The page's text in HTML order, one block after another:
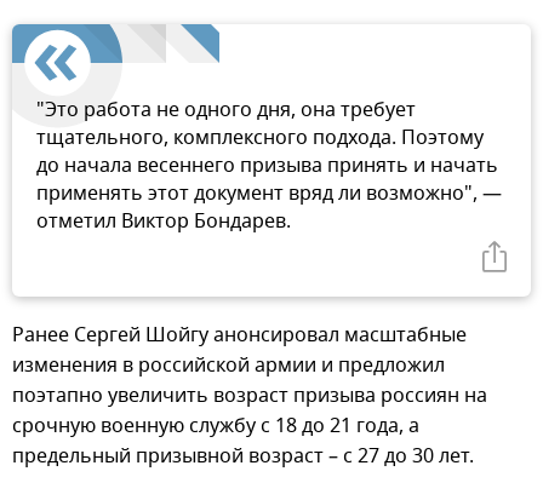
"Это работа не одного дня, она требует
тщательного, комплексного подхода. Поэтому
до начала весеннего призыва принять и начать
применять этот документ вряд ли возможно", —
отметил Виктор Бондарев.
Ранее Сергей Шойгу анонсировал масштабные
изменения в российской армии и предложил
поэтапно увеличить возраст призыва россиян на
срочную военную службу с 18 до 21 года, а
предельный призывной возраст – с 27 до 30 лет.